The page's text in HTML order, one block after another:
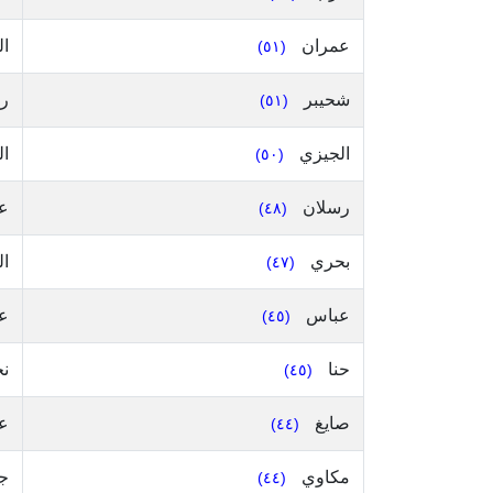
عمران (٥١)
شحيبر (٥١)
الجيزي (٥٠)
رسلان (٤٨)
بحري (٤٧)
عباس (٤٥)
حنا (٤٥)
صايغ (٤٤)
مكاوي (٤٤)